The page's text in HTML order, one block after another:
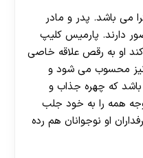
می باشد. پدر و مادر
دارند. پارمیس کلیپ
او به رقص علاقه خاصی
محسوب می شود و
باشد که چهره جذاب و
همه را به خود جلب
او نوجوانان هم رده